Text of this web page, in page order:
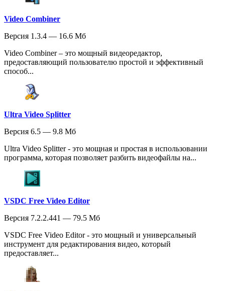
Video Combiner
Версия 1.3.4 — 16.6 Мб
Video Combiner – это мощный видеоредактор,
предоставляющий пользователю простой и эффективный
способ...
Ultra Video Splitter
Версия 6.5 — 9.8 Мб
Ultra Video Splitter - это мощная и простая в использовании
программа, которая позволяет разбить видеофайлы на...
VSDC Free Video Editor
Версия 7.2.2.441 — 79.5 Мб
VSDC Free Video Editor - это мощный и универсальный
инструмент для редактирования видео, который
предоставляет...